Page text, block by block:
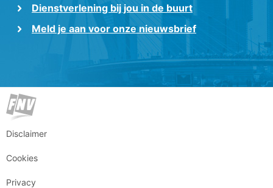
Dienstverlening bij jou in de buurt
Meld je aan voor onze nieuwsbrief
Disclaimer
Cookies
Privacy